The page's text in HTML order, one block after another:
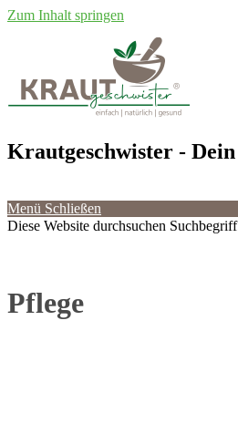
Zum Inhalt springen
Krautgeschwister -
Menü Schließen
Diese Website durchsuchen
Pflege